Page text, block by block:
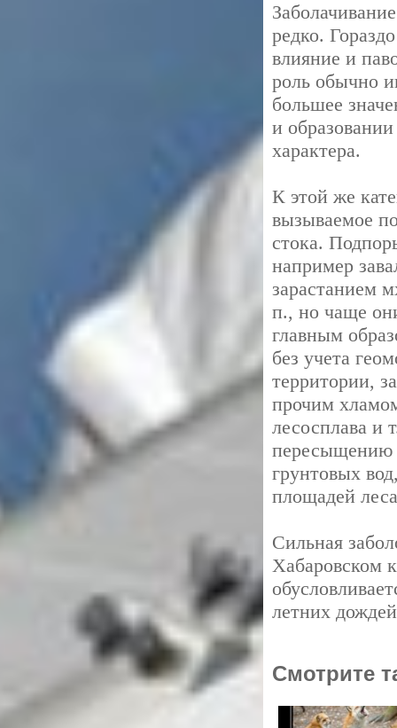
редко.
влияние и
роль обычно
большее
и
характера.
К этой же
вызываемое
стока.
например
зарастанием
п., но чаще
главным
без учета
территории,
прочим
лесосплава и
пересыщению
грунтовых
площадей
Сильная
Хабаровском
летних
Смотрите